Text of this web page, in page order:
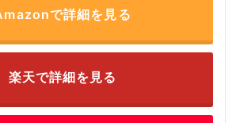
で詳細を見る
楽天で詳細を見る